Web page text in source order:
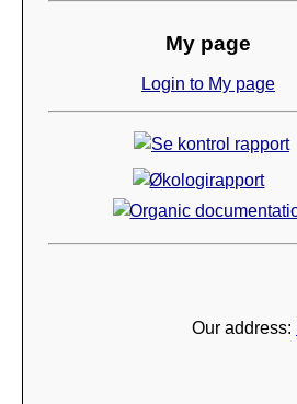
My page
Login to My page
Our address: